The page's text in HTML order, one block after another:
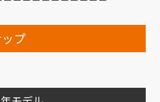
プ